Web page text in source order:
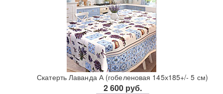
Скатерть Лаванда А (гобеленовая 145х185+/- 5 см)
2 600 руб.